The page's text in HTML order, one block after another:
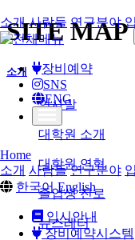
SITE MAP
소개
인사말
대학원 소개
대학원 연혁
졸업생 진로
뉴스레터
소개 사람들 연구분야
장비예약
SNS
ENG
Home
소개 사람들 연구분야
한국어 English
입시안내
장비예약시스템